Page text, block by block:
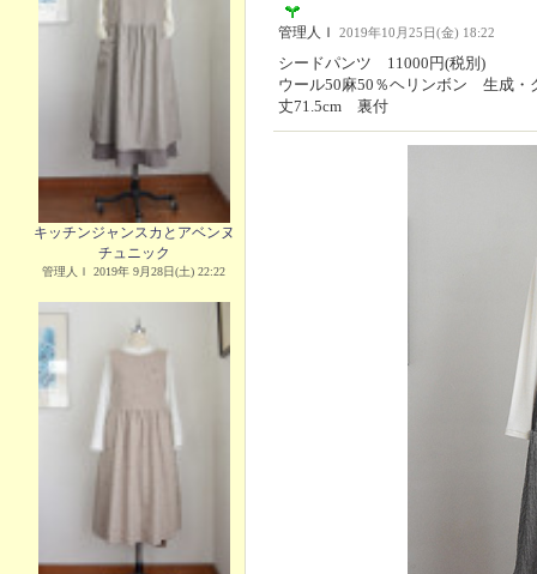
キッチンジャンスカとアベンヌ
チュニック
管理人Ｉ 2019年 9月28日(土) 22:22
管理人Ｉ 2019年10月25日(金) 18:22
シードパンツ 11000円(税別)
ウール50麻50％ヘリンボン 生成・
丈71.5cm 裏付